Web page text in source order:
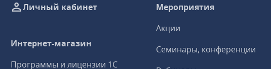
Личный кабинет
Интернет-магазин
Программы и лицензии 1С
Мероприятия
Акции
Семинары, конференции